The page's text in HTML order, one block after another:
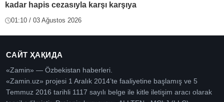
kadar hapis cezasıyla karşı karşıya
01:10 / 03 Ağustos 2026
САЙТ ҲАҚИДА
«Zamin» — Özbekistan haberleri.
«Zamin.uz» projesi 1 Aralık 2014’te faaliyetine başlamış ve 5
Temmuz 2016 tarihli 1117 sayılı belge ile kitle iletişim aracı olarak